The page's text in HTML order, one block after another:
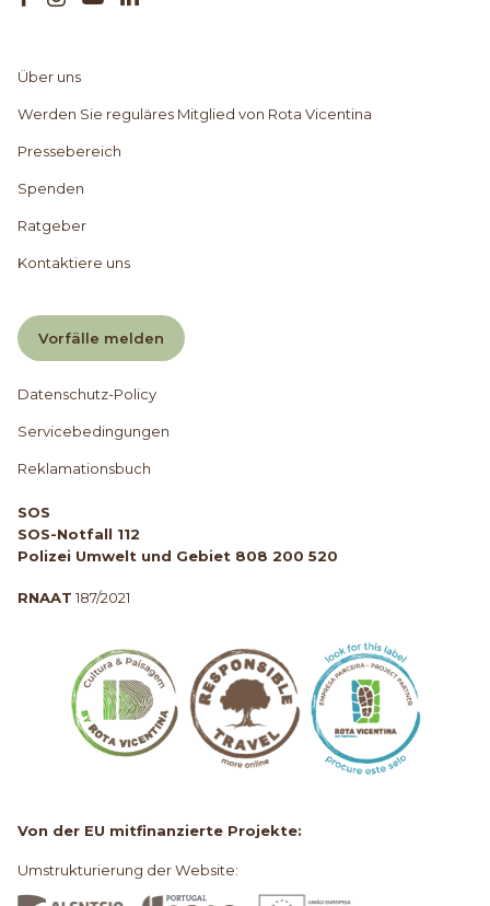
Über uns
Werden Sie reguläres Mitglied von Rota Vicentina
Pressebereich
Spenden
Ratgeber
Kontaktiere uns
Vorfälle melden
Datenschutz-Policy
Servicebedingungen
Reklamationsbuch
SOS
SOS-Notfall 112
Polizei Umwelt und Gebiet 808 200 520
RNAAT 187/2021
Von der EU mitfinanzierte Projekte:
Umstrukturierung der Website: